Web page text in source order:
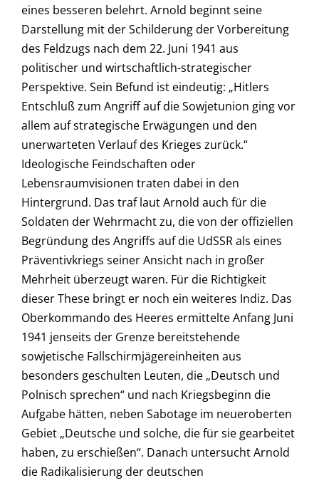
eines besseren belehrt. Arnold beginnt seine
Darstellung mit der Schilderung der Vorbereitung
des Feldzugs nach dem 22. Juni 1941 aus
politischer und wirtschaftlich-strategischer
Perspektive. Sein Befund ist eindeutig: „Hitlers
Entschluß zum Angriff auf die Sowjetunion ging vor
allem auf strategische Erwägungen und den
unerwarteten Verlauf des Krieges zurück.“
Ideologische Feindschaften oder
Lebensraumvisionen traten dabei in den
Hintergrund. Das traf laut Arnold auch für die
Soldaten der Wehrmacht zu, die von der offiziellen
Begründung des Angriffs auf die UdSSR als eines
Präventivkriegs seiner Ansicht nach in großer
Mehrheit überzeugt waren. Für die Richtigkeit
dieser These bringt er noch ein weiteres Indiz. Das
Oberkommando des Heeres ermittelte Anfang Juni
1941 jenseits der Grenze bereitstehende
sowjetische Fallschirmjägereinheiten aus
besonders geschulten Leuten, die „Deutsch und
Polnisch sprechen“ und nach Kriegsbeginn die
Aufgabe hätten, neben Sabotage im neueroberten
Gebiet „Deutsche und solche, die für sie gearbeitet
haben, zu erschießen“. Danach untersucht Arnold
die Radikalisierung der deutschen